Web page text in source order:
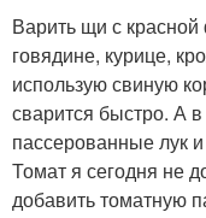
Варить щи с
говядине, курице,
использую свиную
сварится быстро. А
пассерованные лук
Томат я сегодня не
добавить томатную